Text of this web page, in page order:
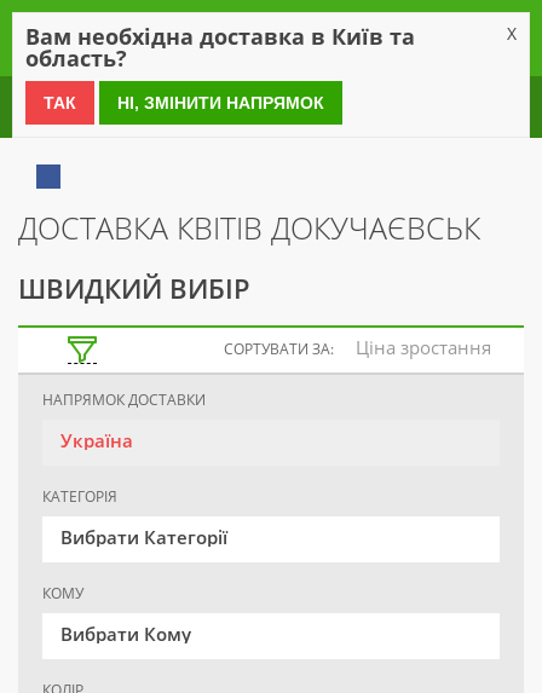
0 800 21 54 55
ДОСТАВКА КВІТІВ ДОКУЧАЄВСЬК
ШВИДКИЙ ВИБІР
СОРТУВАТИ ЗА: Ціна зростання
НАПРЯМОК ДОСТАВКИ
Україна
КАТЕГОРІЯ
Вибрати Категорії
КОМУ
Вибрати Кому
Вам необхідна доставка в Київ та
область?
X
ТАК НІ, ЗМІНИТИ НАПРЯМОК